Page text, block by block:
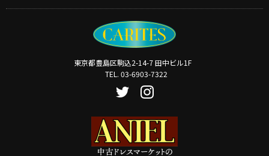
東京都豊島区駒込2-14-7 田中ビル1F
TEL. 03-6903-7322